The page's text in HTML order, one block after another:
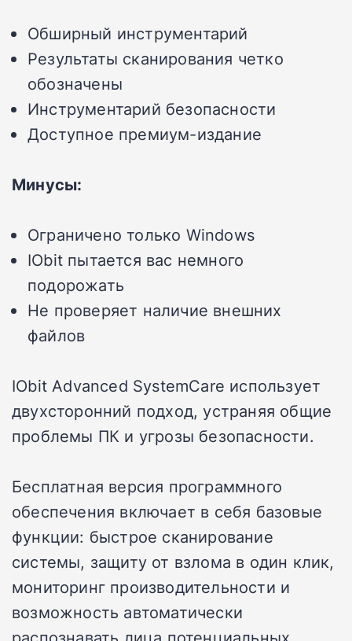
Обширный инструментарий
Результаты сканирования четко
обозначены
Инструментарий безопасности
Доступное премиум-издание
Минусы:
Ограничено только Windows
IObit пытается вас немного
подорожать
Не проверяет наличие внешних
файлов
IObit Advanced SystemCare использует
двухсторонний подход, устраняя общие
проблемы ПК и угрозы безопасности.
Бесплатная версия программного
обеспечения включает в себя базовые
функции: быстрое сканирование
системы, защиту от взлома в один клик,
мониторинг производительности и
возможность автоматически